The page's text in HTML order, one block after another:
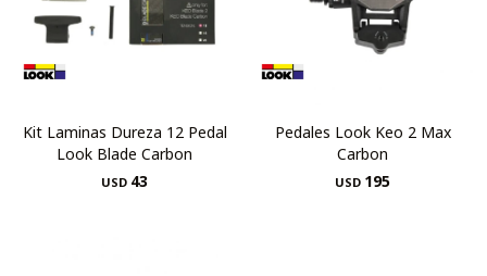
Kit Laminas Dureza 12 Pedal
Look Blade Carbon
USD 43
Pedales Look Keo 2 Max
Carbon
USD 195